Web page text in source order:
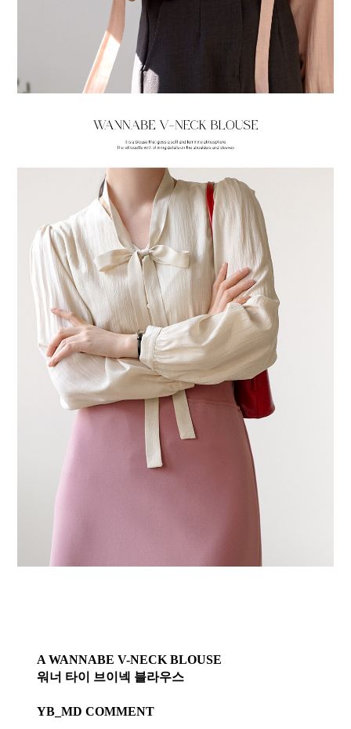
A WANNABE V-NECK BLOUSE
워너 타이 브이넥 블라우스
YB_MD COMMENT